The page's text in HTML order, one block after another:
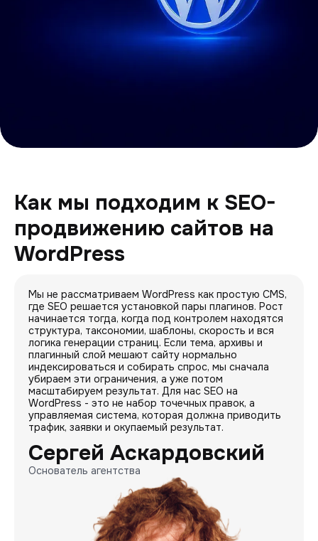
Как мы подходим к SEO-
продвижению сайтов на
WordPress
Мы не рассматриваем WordPress как простую CMS,
где SEO решается установкой пары плагинов. Рост
начинается тогда, когда под контролем находятся
структура, таксономии, шаблоны, скорость и вся
логика генерации страниц. Если тема, архивы и
плагинный слой мешают сайту нормально
индексироваться и собирать спрос, мы сначала
убираем эти ограничения, а уже потом
масштабируем результат. Для нас SEO на
WordPress - это не набор точечных правок, а
управляемая система, которая должна приводить
трафик, заявки и окупаемый результат.
Сергей Аскардовский
Основатель агентства